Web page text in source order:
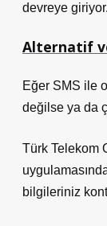
devreye giriyor.
Alternatif
Eğer SMS ile
değilse ya da
Türk Telekom
bilgileriniz